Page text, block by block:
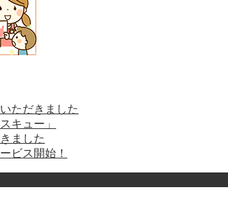
ただきました
キュー」
ました
ビス開始！